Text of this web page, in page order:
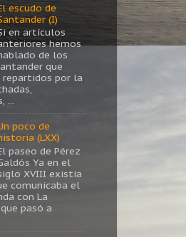
escudo de
(I)
en artículos
hemos
de los
que
repartidos por la
...
poco de
(LXX)
paseo de Pérez
Ya en el
XVIII existía
comunicaba el
con La
pasó a